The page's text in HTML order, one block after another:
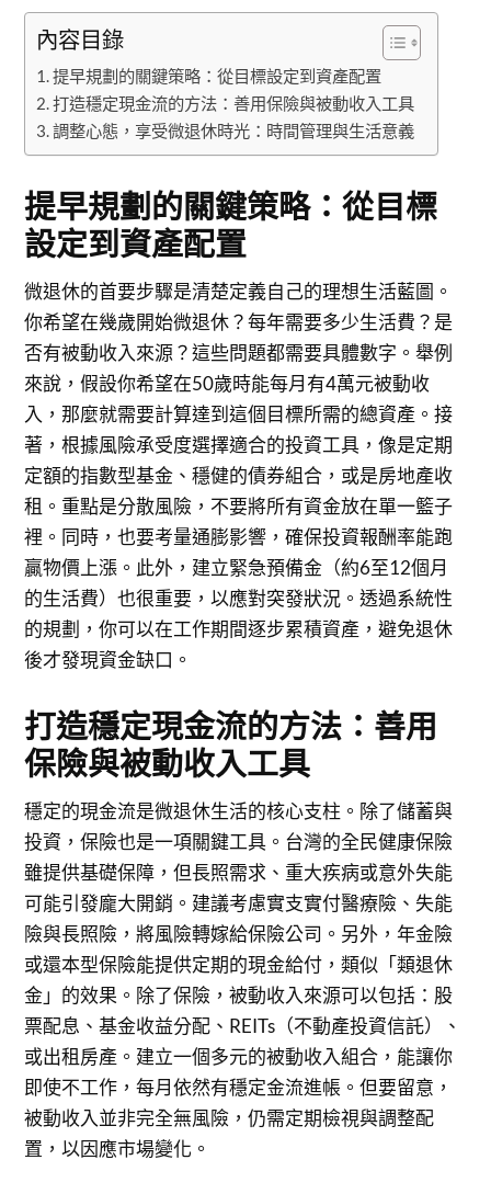
內容目錄
提早規劃的關鍵策略：從目標設定到資產配置
打造穩定現金流的方法：善用保險與被動收入工具
調整心態，享受微退休時光：時間管理與生活意義
提早規劃的關鍵策略：從目標
設定到資產配置
微退休的首要步驟是清楚定義自己的理想生活藍圖。
你希望在幾歲開始微退休？每年需要多少生活費？是
否有被動收入來源？這些問題都需要具體數字。舉例
來說，假設你希望在50歲時能每月有4萬元被動收
入，那麼就需要計算達到這個目標所需的總資產。接
著，根據風險承受度選擇適合的投資工具，像是定期
定額的指數型基金、穩健的債券組合，或是房地產收
租。重點是分散風險，不要將所有資金放在單一籃子
裡。同時，也要考量通膨影響，確保投資報酬率能跑
贏物價上漲。此外，建立緊急預備金（約6至12個月
的生活費）也很重要，以應對突發狀況。透過系統性
的規劃，你可以在工作期間逐步累積資產，避免退休
後才發現資金缺口。
打造穩定現金流的方法：善用
保險與被動收入工具
穩定的現金流是微退休生活的核心支柱。除了儲蓄與
投資，保險也是一項關鍵工具。台灣的全民健康保險
雖提供基礎保障，但長照需求、重大疾病或意外失能
可能引發龐大開銷。建議考慮實支實付醫療險、失能
險與長照險，將風險轉嫁給保險公司。另外，年金險
或還本型保險能提供定期的現金給付，類似「類退休
金」的效果。除了保險，被動收入來源可以包括：股
票配息、基金收益分配、REITs（不動產投資信託）、
或出租房產。建立一個多元的被動收入組合，能讓你
即使不工作，每月依然有穩定金流進帳。但要留意，
被動收入並非完全無風險，仍需定期檢視與調整配
置，以因應市場變化。